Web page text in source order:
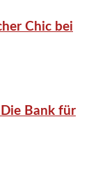
Chic bei
Bank für